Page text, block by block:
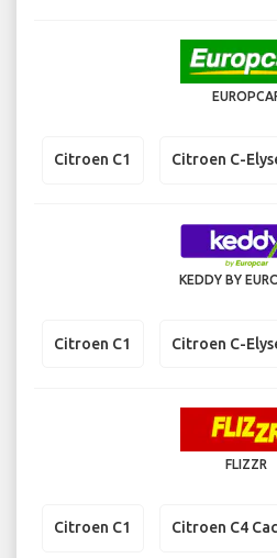
Citroen C1 Citroen C-
KEDDY BY
Citroen C1 Citroen C-
FLIZZR
Citroen C1 Citroen C4